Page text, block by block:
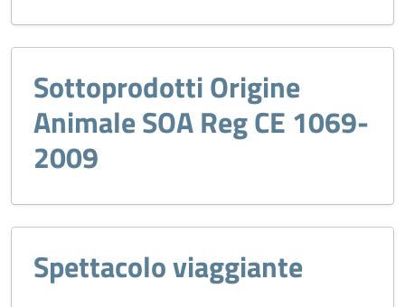
Sottoprodotti Origine
Animale SOA Reg CE 1069-
2009
Spettacolo viaggiante